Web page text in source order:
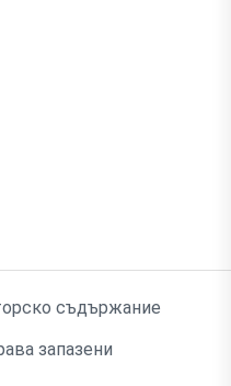
съдържание
запазени